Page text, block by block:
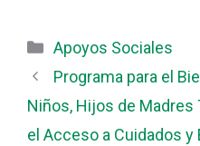
Categorías
Apoyos Sociales
Programa para el
Niños, Hijos de Madres
el Acceso a Cuidados y